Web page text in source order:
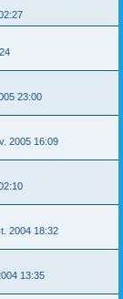
23:00
2005 16:09
2004 18:32
13:35